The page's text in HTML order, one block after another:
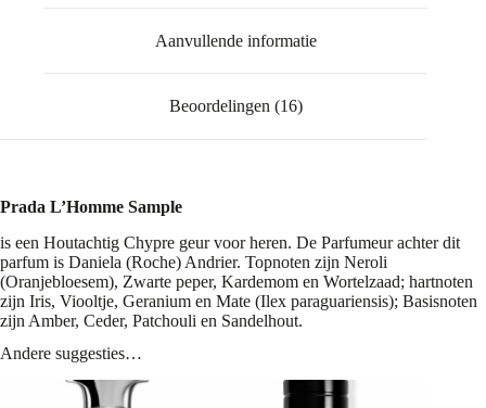
Aanvullende informatie
Beoordelingen (16)
Prada L’Homme Sample
is een Houtachtig Chypre geur voor heren. De Parfumeur achter dit
parfum is Daniela (Roche) Andrier. Topnoten zijn Neroli
(Oranjebloesem), Zwarte peper, Kardemom en Wortelzaad; hartnoten
zijn Iris, Viooltje, Geranium en Mate (Ilex paraguariensis); Basisnoten
zijn Amber, Ceder, Patchouli en Sandelhout.
Andere suggesties…